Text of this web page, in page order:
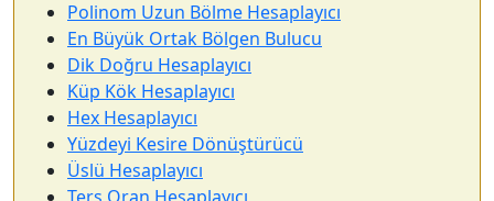
Polinom Uzun Bölme Hesaplayıcı
En Büyük Ortak Bölgen Bulucu
Dik Doğru Hesaplayıcı
Küp Kök Hesaplayıcı
Hex Hesaplayıcı
Yüzdeyi Kesire Dönüştürücü
Üslü Hesaplayıcı